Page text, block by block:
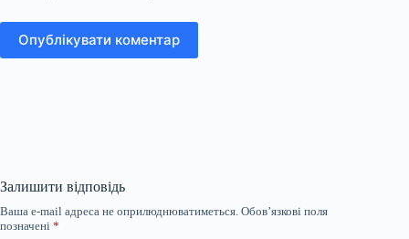
Опублікувати коментар
Залишити відповідь
Ваша e-mail адреса не оприлюднюватиметься. Обов’язкові поля
позначені *